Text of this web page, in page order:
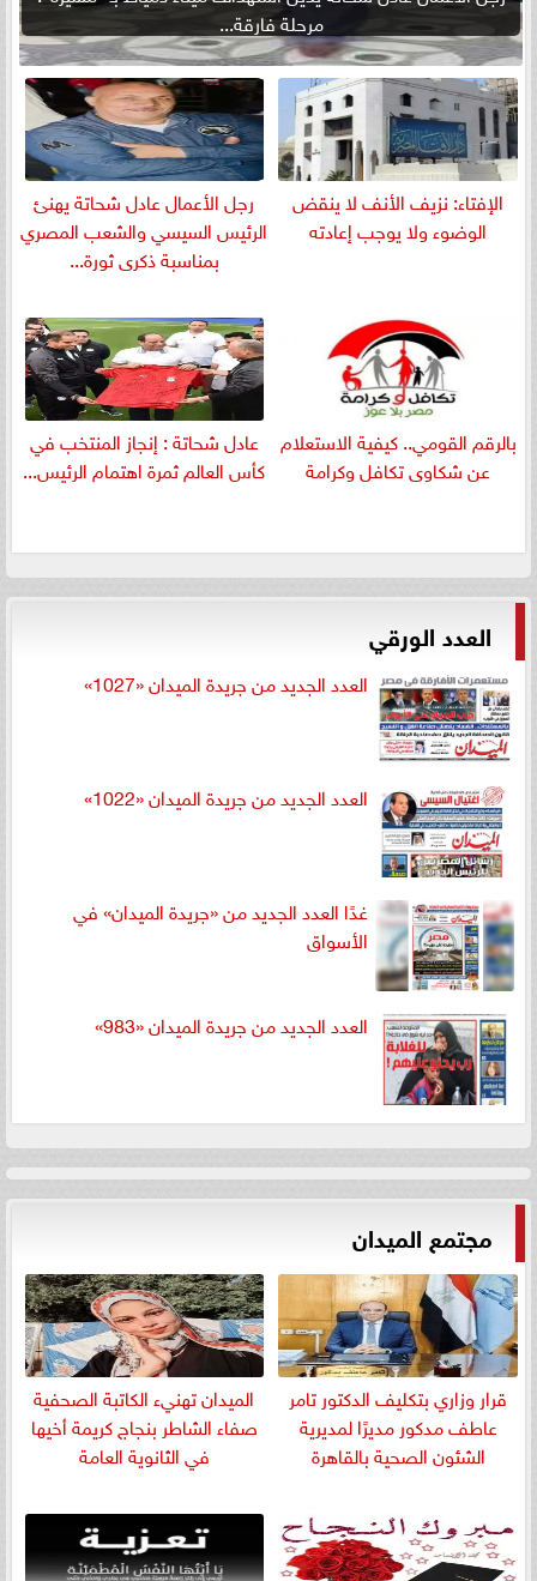
مرحلة فارقة...
الإفتاء: نزيف الأنف لا ينقض
الوضوء ولا يوجب إعادته
رجل الأعمال عادل شحاتة يهنئ
الرئيس السيسي والشعب المصري
بمناسبة ذكرى ثورة...
بالرقم القومي.. كيفية الاستعلام
عن شكاوى تكافل وكرامة
عادل شحاتة : إنجاز المنتخب في
كأس العالم ثمرة اهتمام الرئيس...
العدد الورقي
العدد الجديد من جريدة الميدان «1027»
العدد الجديد من جريدة الميدان «1022»
غدًا العدد الجديد من «جريدة الميدان» في
الأسواق
العدد الجديد من جريدة الميدان «983»
مجتمع الميدان
قرار وزاري بتكليف الدكتور تامر
عاطف مدكور مديرًا لمديرية
الشئون الصحية بالقاهرة
الميدان تهنيء الكاتبة الصحفية
صفاء الشاطر بنجاج كريمة أخيها
في الثانوية العامة